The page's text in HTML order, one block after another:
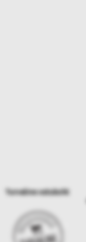
Turvaline ostukoht